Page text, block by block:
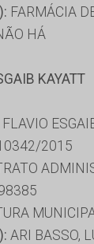
FARMÁCIA
HÁ
KAYATT
FLAVIO
2015
ARI BASSO,